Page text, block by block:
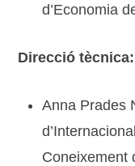
d’Economia
Direcció tècnica:
Anna Prades
Coneixement